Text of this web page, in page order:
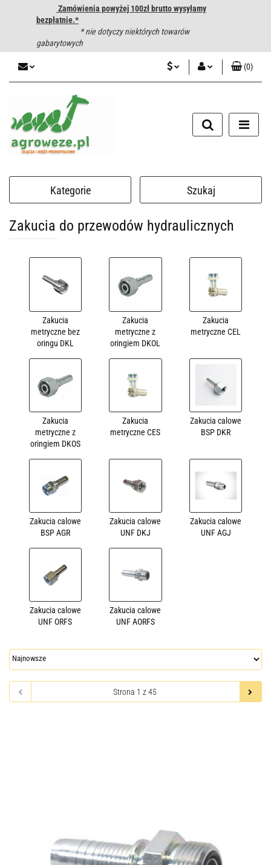
Zamówienia powyżej 100zł brutto wysyłamy
bezpłatnie.*
* nie dotyczy niektórych towarów
gabarytowych
Zarejestruj się
Dodaj zgłoszenie
(0)
Kategorie Szukaj
Zakucia do przewodów hydraulicznych
Zakucia
metryczne bez
oringu DKL
Zakucia
metryczne z
oringiem DKOL
Zakucia
metryczne CEL
Zakucia
metryczne z
oringiem DKOS
Zakucia
metryczne CES
Zakucia calowe
BSP DKR
Zakucia calowe
BSP AGR
Zakucia calowe
UNF DKJ
Zakucia calowe
UNF AGJ
Zakucia calowe
UNF ORFS
Zakucia calowe
UNF AORFS